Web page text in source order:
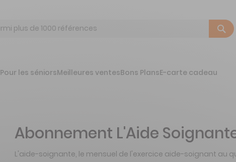
Pour les séniorsMeilleures ventesBons PlansE-carte cadeau
Abonnement L'Aide
L'aide-soignante, le mensuel de l'exercice aide-soignant au